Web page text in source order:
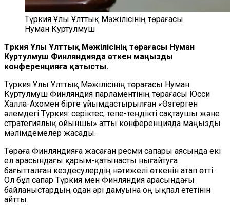
Түркия Ұлы Ұлттық Мәжілісінің төрағасы
Нуман Куртулмуш
Түркия Ұлы Ұлттық Мәжілісінің төрағасы Нуман
Куртулмуш Финляндияда өткен маңызды
конференцияға қатысты.
Түркия Ұлы Ұлттық Мәжілісінің төрағасы Нуман
Куртулмуш Финляндия парламентінің төрағасы Юсси
Халла-Ахомен бірге ұйымдастырылған «Өзгерген
әлемдегі Түркия: серіктес, тепе-теңдікті сақтаушы және
стратегиялық ойыншы» атты конференцияда маңызды
мәлімдемелер жасады.
Төраға Финляндияға жасаған ресми сапары аясында екі
ел арасындағы қарым-қатынасты нығайтуға
бағытталған кездесулердің нәтижелі өткенін атап өтті.
Ол бұл сапар Түркия мен Финляндия арасындағы
байланыстардың одан әрі дамуына оң ықпал ететінін
айтты.